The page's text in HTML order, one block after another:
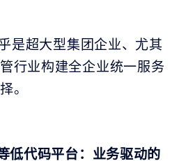
是超大型集团企业、尤其
行业构建全企业统一服务
。
低代码平台：业务驱动的